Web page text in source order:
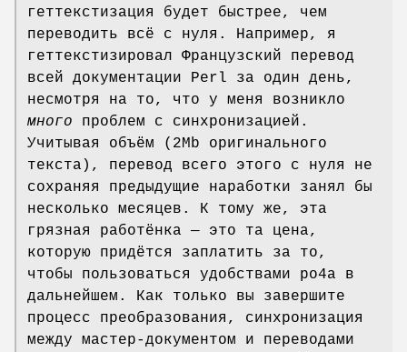
геттекстизация будет быстрее, чем
переводить всё с нуля. Например, я
геттекстизировал Французский перевод
всей документации Perl за один день,
несмотря на то, что у меня возникло
много проблем с синхронизацией.
Учитывая объём (2Mb оригинального
текста), перевод всего этого с нуля не
сохраняя предыдущие наработки занял бы
несколько месяцев. К тому же, эта
грязная работёнка — это та цена,
которую придётся заплатить за то,
чтобы пользоваться удобствами po4a в
дальнейшем. Как только вы завершите
процесс преобразования, синхронизация
между мастер-документом и переводами